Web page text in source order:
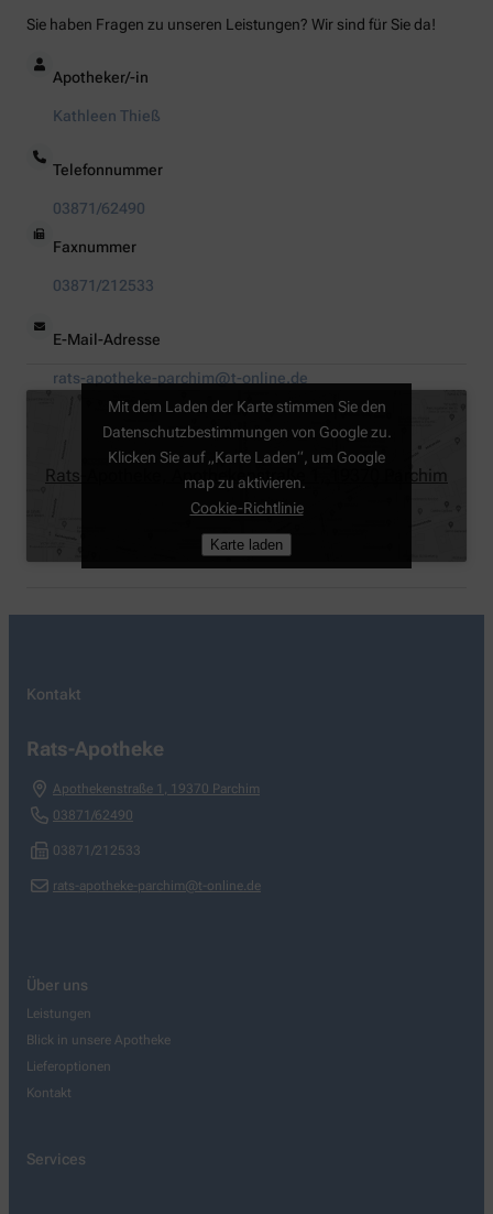
Sie haben Fragen zu unseren Leistungen? Wir sind für Sie da!
Apotheker/-in
Kathleen Thieß
Telefonnummer
03871/62490
Faxnummer
03871/212533
E-Mail-Adresse
rats-apotheke-parchim@t-online.de
Rats-Apotheke, Apothekenstraße 1, 19370 Parchim
Mit dem Laden der Karte stimmen Sie den
Datenschutzbestimmungen von Google zu.
Klicken Sie auf „Karte Laden“, um Google
map zu aktivieren.
Cookie-Richtlinie
Karte laden
Kontakt
Rats-Apotheke
Apothekenstraße 1 19370 Parchim
03871/62490
03871/212533
rats-apotheke-parchim@t-online.de
Über uns
Leistungen
Blick in unsere Apotheke
Lieferoptionen
Kontakt
Services